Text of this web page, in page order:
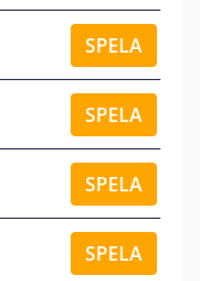
SPELA
SPELA
SPELA
SPELA